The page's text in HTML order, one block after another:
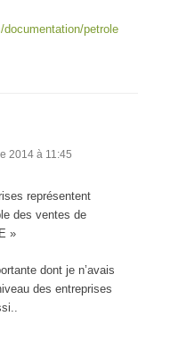
documentation/petrole
2014 à 11:45
représentent
des ventes de
»
dont je n’avais
des entreprises